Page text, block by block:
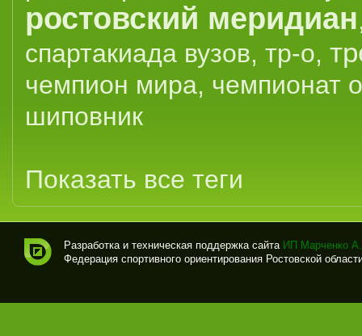
ростовский меридиан
спартакиада вузов, тр-о,
чемпион мира, чемпионат
шиповник
Показать все теги
вно
Разработка и техническая поддержка сайта ИП Марченко
Федерация спортивного ориентирования Ростовской